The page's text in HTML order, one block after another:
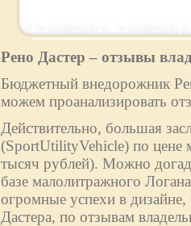
Рено Дастер – отзывы
Бюджетный внедорожник
можем проанализировать
Действительно, большая
(SportUtilityVehicle) по цене
тысяч рублей). Можно
базе малолитражного
огромные успехи в
Дастера, по отзывам